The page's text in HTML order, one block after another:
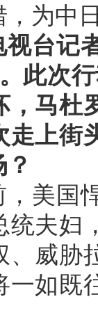
为中
台记
此次
，马杜
走上街
美国
统夫妇
、威胁
一如既